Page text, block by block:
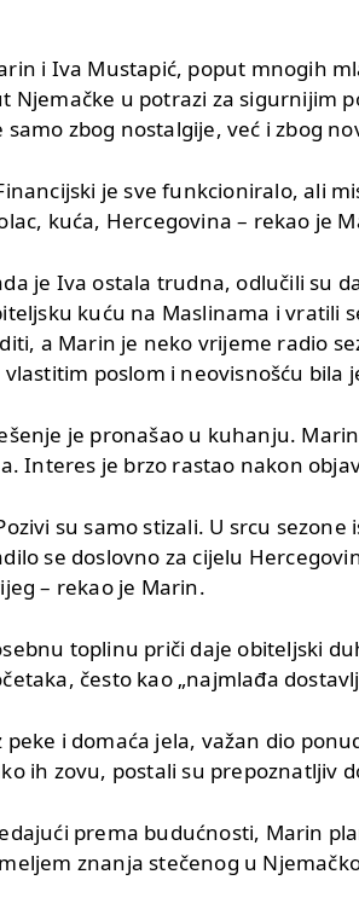
i Iva Mustapić, poput mnogih
Njemačke u potrazi za sigurnijim
samo zbog nostalgije, već i zbog
je sve funkcioniralo, ali
kuća, Hercegovina – rekao je
je Iva ostala trudna, odlučili su
kuću na Maslinama i vratili
a Marin je neko vrijeme radio
vlastitim poslom i neovisnošću bila
je pronašao u kuhanju.
Interes je brzo rastao nakon
su samo stizali. U srcu
se doslovno za cijelu
– rekao je Marin.
toplinu priči daje obiteljski
često kao „najmlađa
peke i domaća jela, važan dio
ih zovu, postali su prepoznatljiv
prema budućnosti, Marin
znanja stečenog u